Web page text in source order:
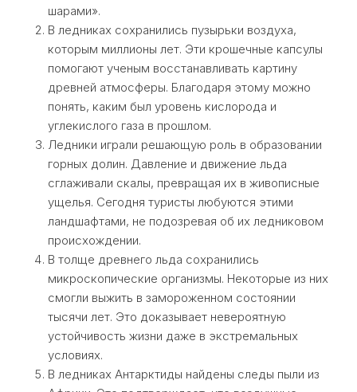
шарами».
В ледниках сохранились пузырьки воздуха,
которым миллионы лет. Эти крошечные капсулы
помогают ученым восстанавливать картину
древней атмосферы. Благодаря этому можно
понять, каким был уровень кислорода и
углекислого газа в прошлом.
Ледники играли решающую роль в образовании
горных долин. Давление и движение льда
сглаживали скалы, превращая их в живописные
ущелья. Сегодня туристы любуются этими
ландшафтами, не подозревая об их ледниковом
происхождении.
В толще древнего льда сохранились
микроскопические организмы. Некоторые из них
смогли выжить в замороженном состоянии
тысячи лет. Это доказывает невероятную
устойчивость жизни даже в экстремальных
условиях.
В ледниках Антарктиды найдены следы пыли из